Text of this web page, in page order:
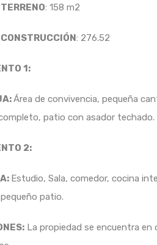
: 158 m2
: 276.52
1:
Área de convivencia, pequeña
patio con asador techado.
2:
Estudio, Sala, comedor, cocina
patio.
La propiedad se encuentra en